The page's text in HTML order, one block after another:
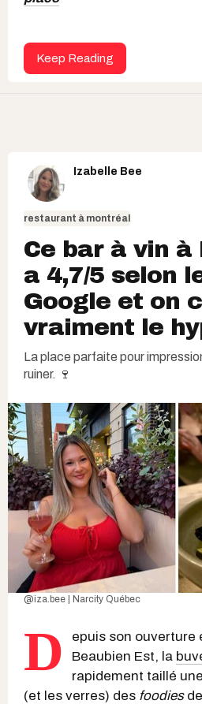
Keep Reading
Izabelle Bee
restaurant à montréal
Ce bar à vin à
a 4,7/5 selon
Google et on
vraiment le
La place parfaite pour
ruiner. 🍷
@iza.bee | Narcity Québec
D
epuis son ouverture
Beaubien Est, la
rapidement taillé
(et les verres) des foodies